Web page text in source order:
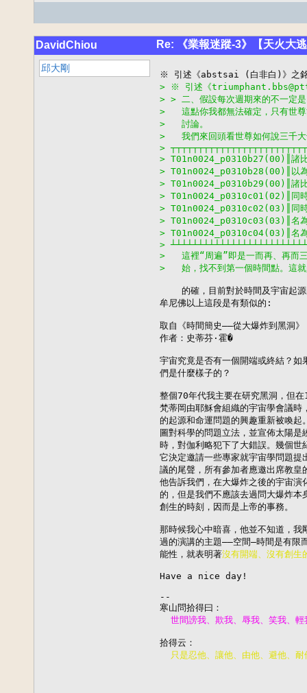
DavidChiou Re: 《業報迷蹤-3》【天火大
邱大剛
> ※ 引述《
> > 二、假設每次週期來的不一定
>   這點你我都無法確定，只有世尊
>   討論。
>   我們來回頭看世尊如何說三千大
>
> T01n0024_p0310b27(00)║諸比
> T01n0024_p0310b28(00)║以為
> T01n0024_p0310b29(00)║諸比
> T01n0024_p0310c01(02)║同時
> T01n0024_p0310c02(03)║同時
> T01n0024_p0310c03(03)║名為
> T01n0024_p0310c04(03)║名為
>
>   這裡“周遍”即是一而再、再而
>   始，找不到第一個時間點。這就
的確，目前對於時間及宇宙起
牟尼佛以上這段是有類似的:
取自《時間簡史——從大爆炸到黑洞》
作者：史蒂芬·霍�
宇宙究竟是否有一個開端或終結？如
們是什麼樣子的？
整個70年代我主要在研究黑洞，但
梵蒂岡由耶穌會組織的宇宙學會議時
的起源和命運問題的興趣重新被喚起
圖對科學的問題立法，並宣佈太陽是
時，對伽利略犯下了大錯誤。幾個世
它決定邀請一些專家就宇宙學問題提
議的尾聲，所有參加者應邀出席教皇
他告訴我們，在大爆炸之後的宇宙演
的，但是我們不應該去過問大爆炸本
創生的時刻，因而是上帝的事務。
那時候我心中暗喜，他並不知道，我
過的演講的主題——空間—時間是有限
能性，就表明著沒有開端、沒有創生
Have a nice day!
--